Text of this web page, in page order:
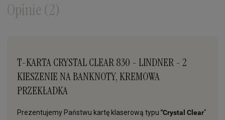
Opinie (2)
T-KARTA CRYSTAL CLEAR 830 - LINDNER - 2
KIESZENIE NA BANKNOTY, KREMOWA
PRZEKŁADKA
Prezentujemy Państwu kartę klaserową typu "Crystal Clear"